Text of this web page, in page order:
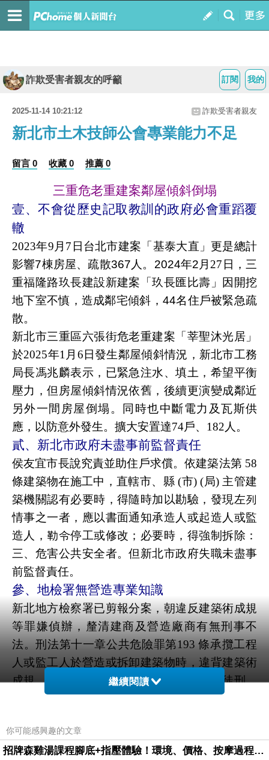
我的
訂閱
詐欺受害者親友的呼籲
2025-11-14 10:21:12 詐欺受害者親友
新北市土木技師公會專業能力不足
留言 0 收藏 0 推薦 0
三重危老重建案鄰屋傾斜倒塌
壹、不會從歷史記取教訓的政府必會重蹈覆
轍
2023年9 月 7 日 台北市建案「基泰大直」更是總計
影響7棟房屋、疏散367 人。 2024年2 月 27 日 ，三
重福隆路玖長建設新建案「玖長匯比壽」因開挖
地下室不慎，造成鄰宅傾斜， 44名住戶被緊急疏
散。
新北市三重區六張街危老重建案「莘聖沐光居」
於2025年1 月 6 日發生鄰屋傾斜情況，新北市工務
局長馮兆麟表示，已緊急注水、填土，希望平衡
壓力，但房屋傾斜情況依舊，後續更演變成鄰近
另外一間房屋倒塌。同時也中斷電力及瓦斯供
應，以防意外發生。擴大安置達74戶、 182 人。
貳、新北市政府未盡事前監督責任
侯友宜市長說究責並助住戶求償。依建築法第58
條建築物在施工中，直轄市、縣(市) (局) 主管建
築機關認有必要時，得隨時加以勘驗，發現左列
情事之一者，應以書面通知承造人或起造人或監
造人，勒令停工或修改；必要時，得強制拆除：
三、危害公共安全者。但新北市政府失職未盡事
前監督責任。
參、地檢署無營造專業知識
新北地方檢察署已剪報分案，朝違反建築術成規
等罪嫌偵辦，釐清建商及營造廠商有無刑事不
法。刑法第十一章公共危險罪第193條承攬工程
人或監工人於營造或拆卸建築物時，違背建築術
成規，致生公共危險者，處三年以下有期徒刑、
拘役或九萬元以下罰金。但地檢署不懂建築術成
肆、新北市土木技師公會專業能力不足
新北市土木技師公會理事長賴建宏表示，房屋倒
繼續閱讀
你可能感興趣的文章
招牌森雞湯課程腳底+指壓體驗！環境、價格、按摩過程全紀錄，森SPA足體養生館松江館最新價格表